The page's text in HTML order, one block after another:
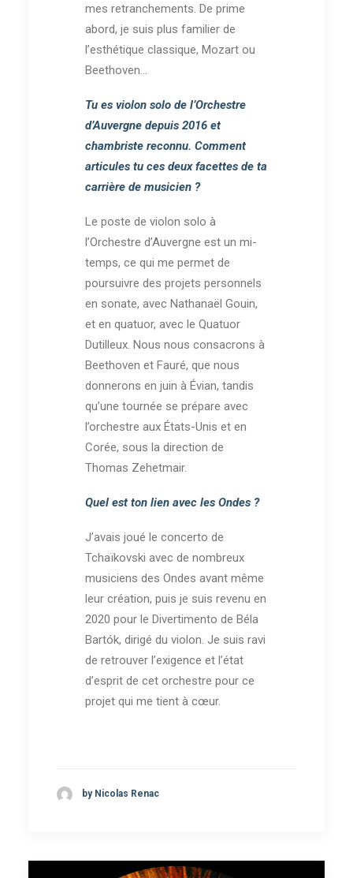
mes retranchements. De prime
abord, je suis plus familier de
l’esthétique classique, Mozart ou
Beethoven…
Tu es violon solo de l’Orchestre
d’Auvergne depuis 2016 et
chambriste reconnu. Comment
articules tu ces deux facettes de ta
carrière de musicien ?
Le poste de violon solo à
l’Orchestre d’Auvergne est un mi-
temps, ce qui me permet de
poursuivre des projets personnels
en sonate, avec Nathanaël Gouin,
et en quatuor, avec le Quatuor
Dutilleux. Nous nous consacrons à
Beethoven et Fauré, que nous
donnerons en juin à Évian, tandis
qu’une tournée se prépare avec
l’orchestre aux États-Unis et en
Corée, sous la direction de
Thomas Zehetmair.
Quel est ton lien avec les Ondes ?
J’avais joué le concerto de
Tchaïkovski avec de nombreux
musiciens des Ondes avant même
leur création, puis je suis revenu en
2020 pour le Divertimento de Béla
Bartók, dirigé du violon. Je suis ravi
de retrouver l’exigence et l’état
d’esprit de cet orchestre pour ce
projet qui me tient à cœur.
by Nicolas Renac